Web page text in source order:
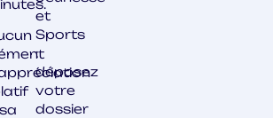
et
Sports
:
déposez
votre
dossier